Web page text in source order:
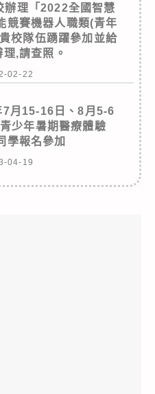
辦理「2022全國智慧
競賽機器人職類(青年
校隊伍踴躍參加並給
,請查照。
02-22
月15-16日、8月5-6
少年暑期醫療體驗
學報名參加
04-19